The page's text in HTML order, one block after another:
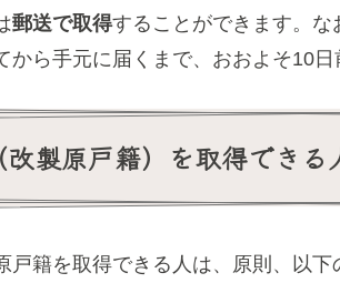
郵送で取得することができます。な
から手元に届くまで、おおよそ10日
製原戸籍）を取得できる
戸籍を取得できる人は、原則、以下